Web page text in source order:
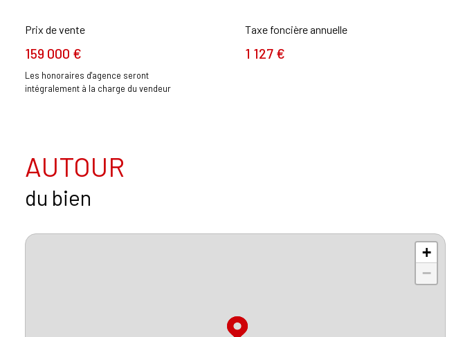
Prix de vente
159 000 €
Les honoraires d'agence seront
intégralement à la charge du vendeur
Taxe foncière annuelle
1 127 €
AUTOUR
du bien
+
−